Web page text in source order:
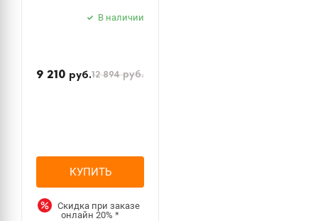
В наличии
9 210 руб.12 894руб.
КУПИТЬ
Скидка при заказе
онлайн20%*